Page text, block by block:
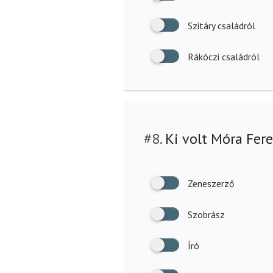
Szitáry családról
Rákóczi családról
#8.Ki volt Móra
Zeneszerző
Szobrász
Író